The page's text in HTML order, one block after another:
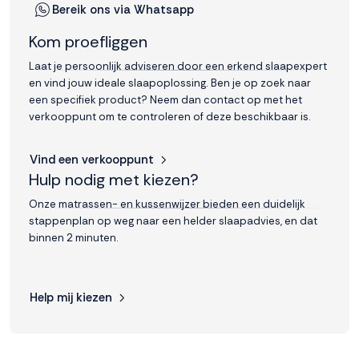
Bereik ons via Whatsapp
Kom proefliggen
Laat je persoonlijk adviseren door een erkend slaapexpert
en vind jouw ideale slaapoplossing. Ben je op zoek naar
een specifiek product? Neem dan contact op met het
verkooppunt om te controleren of deze beschikbaar is.
Vind een verkooppunt
Hulp nodig met kiezen?
Onze matrassen- en kussenwijzer bieden een duidelijk
stappenplan op weg naar een helder slaapadvies, en dat
binnen 2 minuten.
Help mij kiezen